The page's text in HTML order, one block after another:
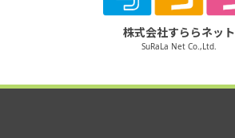
株式会社すららネット
SuRaLa Net Co.,Ltd.